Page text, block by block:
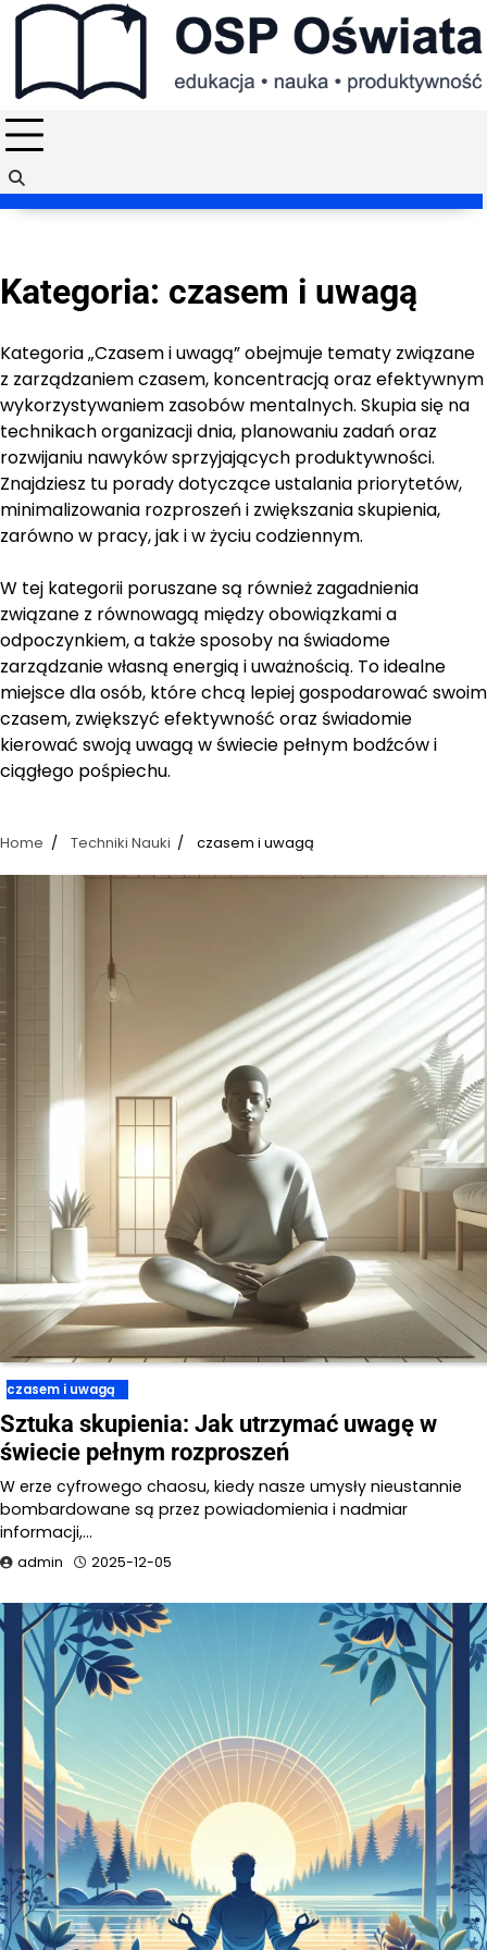
Skip
Kategoria: czasem i uwagą
Kategoria „Czasem i uwagą” obejmuje tematy związane
z zarządzaniem czasem, koncentracją oraz efektywnym
wykorzystywaniem zasobów mentalnych. Skupia się na
technikach organizacji dnia, planowaniu zadań oraz
rozwijaniu nawyków sprzyjających produktywności.
Znajdziesz tu porady dotyczące ustalania priorytetów,
minimalizowania rozproszeń i zwiększania skupienia,
zarówno w pracy, jak i w życiu codziennym.
W tej kategorii poruszane są również zagadnienia
związane z równowagą między obowiązkami a
odpoczynkiem, a także sposoby na świadome
zarządzanie własną energią i uważnością. To idealne
miejsce dla osób, które chcą lepiej gospodarować swoim
czasem, zwiększyć efektywność oraz świadomie
kierować swoją uwagą w świecie pełnym bodźców i
ciągłego pośpiechu.
Home Techniki Nauki czasem i uwagą
czasem i uwagą
Sztuka skupienia: Jak utrzymać uwagę w
świecie pełnym rozproszeń
W erze cyfrowego chaosu, kiedy nasze umysły nieustannie
bombardowane są przez powiadomienia i nadmiar
informacji,…
admin 2025-12-05